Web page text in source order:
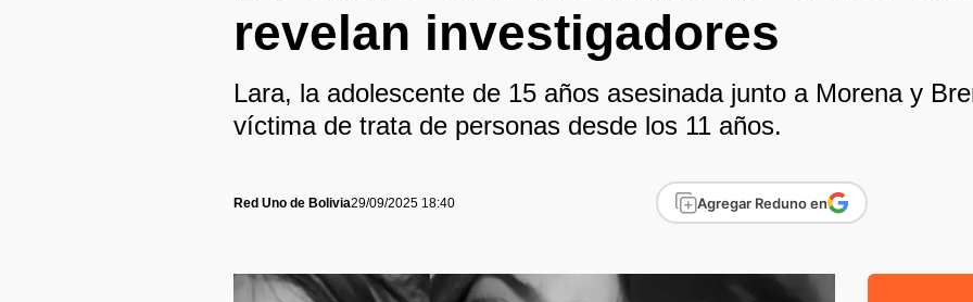
revelan investigadores
Lara, la adolescente de 15 años asesinada junto a Morena y
víctima de trata de personas desde los 11 años.
Red Uno de Bolivia29/09/2025 18:40 Agregar Reduno en